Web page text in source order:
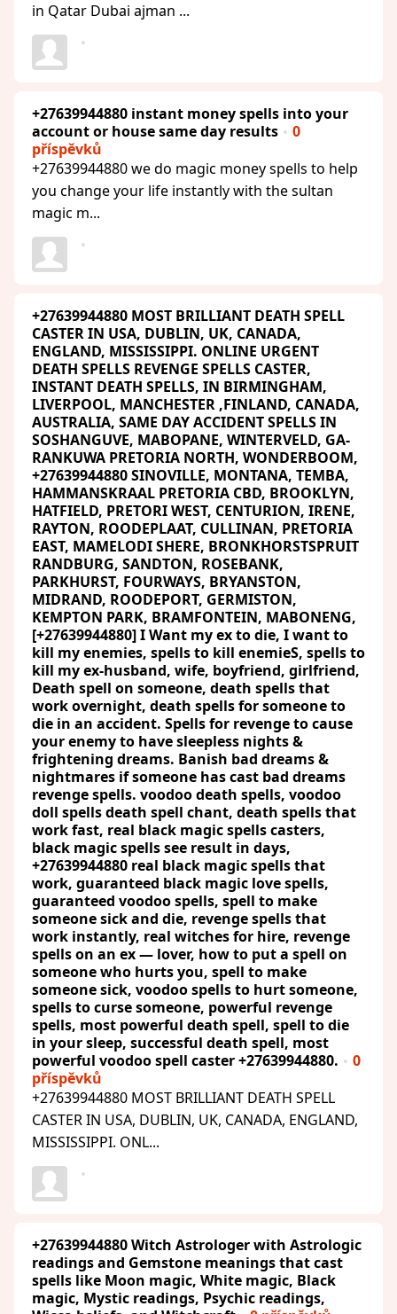
in Qatar Dubai ajman ...
+27639944880 instant money spells into your
account or house same day results
0
příspěvků
+27639944880 we do magic money spells to help
you change your life instantly with the sultan
magic m...
+27639944880 MOST BRILLIANT DEATH SPELL
CASTER IN USA, DUBLIN, UK, CANADA,
ENGLAND, MISSISSIPPI. ONLINE URGENT
DEATH SPELLS REVENGE SPELLS CASTER,
INSTANT DEATH SPELLS, IN BIRMINGHAM,
LIVERPOOL, MANCHESTER ,FINLAND, CANADA,
AUSTRALIA, SAME DAY ACCIDENT SPELLS IN
SOSHANGUVE, MABOPANE, WINTERVELD, GA-
RANKUWA PRETORIA NORTH, WONDERBOOM,
+27639944880 SINOVILLE, MONTANA, TEMBA,
HAMMANSKRAAL PRETORIA CBD, BROOKLYN,
HATFIELD, PRETORI WEST, CENTURION, IRENE,
RAYTON, ROODEPLAAT, CULLINAN, PRETORIA
EAST, MAMELODI SHERE, BRONKHORSTSPRUIT
RANDBURG, SANDTON, ROSEBANK,
PARKHURST, FOURWAYS, BRYANSTON,
MIDRAND, ROODEPORT, GERMISTON,
KEMPTON PARK, BRAMFONTEIN, MABONENG,
[+27639944880] I Want my ex to die, I want to
kill my enemies, spells to kill enemieS, spells to
kill my ex-husband, wife, boyfriend, girlfriend,
Death spell on someone, death spells that
work overnight, death spells for someone to
die in an accident. Spells for revenge to cause
your enemy to have sleepless nights &
frightening dreams. Banish bad dreams &
nightmares if someone has cast bad dreams
revenge spells. voodoo death spells, voodoo
doll spells death spell chant, death spells that
work fast, real black magic spells casters,
black magic spells see result in days,
+27639944880 real black magic spells that
work, guaranteed black magic love spells,
guaranteed voodoo spells, spell to make
someone sick and die, revenge spells that
work instantly, real witches for hire, revenge
spells on an ex — lover, how to put a spell on
someone who hurts you, spell to make
someone sick, voodoo spells to hurt someone,
spells to curse someone, powerful revenge
spells, most powerful death spell, spell to die
in your sleep, successful death spell, most
powerful voodoo spell caster +27639944880.
0
příspěvků
+27639944880 MOST BRILLIANT DEATH SPELL
CASTER IN USA, DUBLIN, UK, CANADA, ENGLAND,
MISSISSIPPI. ONL...
+27639944880 Witch Astrologer with Astrologic
readings and Gemstone meanings that cast
spells like Moon magic, White magic, Black
magic, Mystic readings, Psychic readings,